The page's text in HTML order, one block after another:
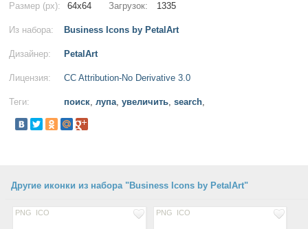
Размер (px): 64x64 Загрузок: 1335
Из набора: Business Icons by PetalArt
Дизайнер: PetalArt
Лицензия: CC Attribution-No Derivative 3.0
Теги: поиск, лупа, увеличить, search,
Другие иконки из набора "Business Icons by PetalArt"
PNG ICO PNG ICO